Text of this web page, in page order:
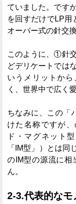
ていました。です
を回すだけでLP用
オーバー式の針交
このように、①針
どデリケートで
いうメリットか
く、世界中で広く
ちなみに、この「
けた名称ですが
ド・マグネット
「IM型」）とは同
のIM型の源流に相
ん。
2-3.代表的なモ